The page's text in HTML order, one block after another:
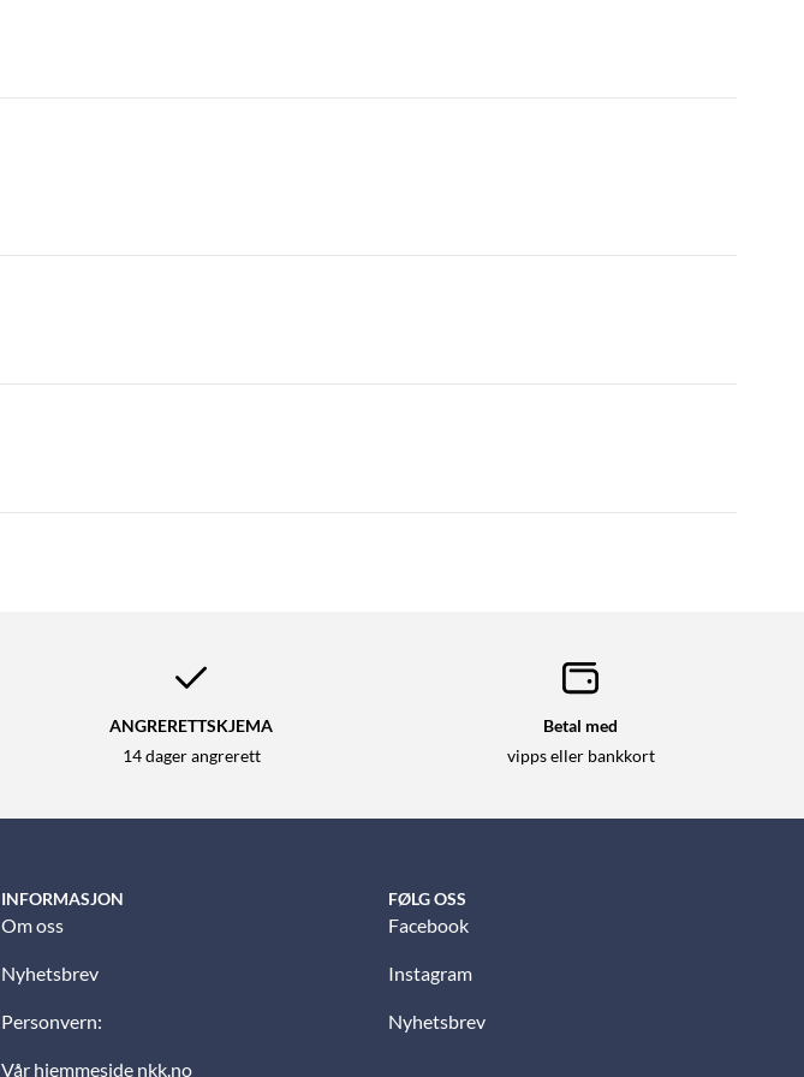
ANGRERETTSKJEMA
14 dager angrerett
Betal med
vipps eller bankkort
INFORMASJON
Om oss
Nyhetsbrev
Personvern:
Vår hjemmeside nkk.no
FØLG OSS
Facebook
Instagram
Nyhetsbrev